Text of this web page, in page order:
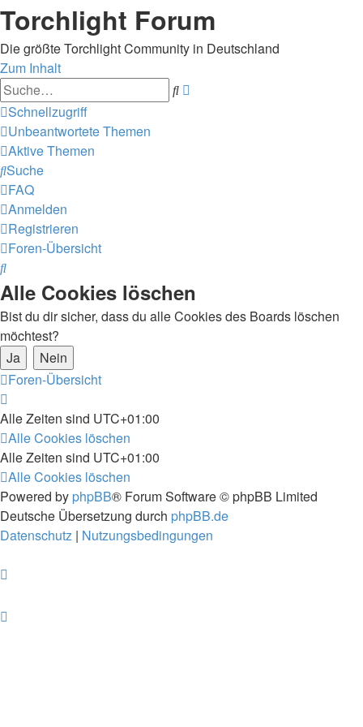
Torchlight Forum
Die größte Torchlight Community in Deutschland
Zum Inhalt
Suche
Schnellzugriff
Unbeantwortete Themen
Aktive Themen
Suche
FAQ
Anmelden
Registrieren
Foren-Übersicht
Suche
Alle Cookies löschen
Bist du dir sicher, dass du alle Cookies des Boards löschen
möchtest?
Foren-Übersicht
Alle Zeiten sind UTC+01:00
Alle Cookies löschen
Alle Zeiten sind UTC+01:00
Alle Cookies löschen
Powered by phpBB® Forum Software © phpBB Limited
Deutsche Übersetzung durch phpBB.de
Datenschutz | Nutzungsbedingungen